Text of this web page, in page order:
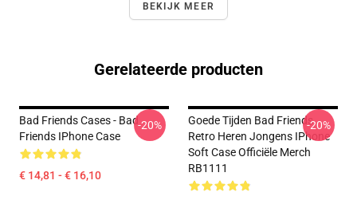
BEKIJK MEER
Gerelateerde producten
Bad Friends Cases - Bad
Friends IPhone Case
€ 14,81 - € 16,10
-20%
Goede Tijden Bad Friends
Retro Heren Jongens IPhone
Soft Case Officiële Merch
RB1111
-20%